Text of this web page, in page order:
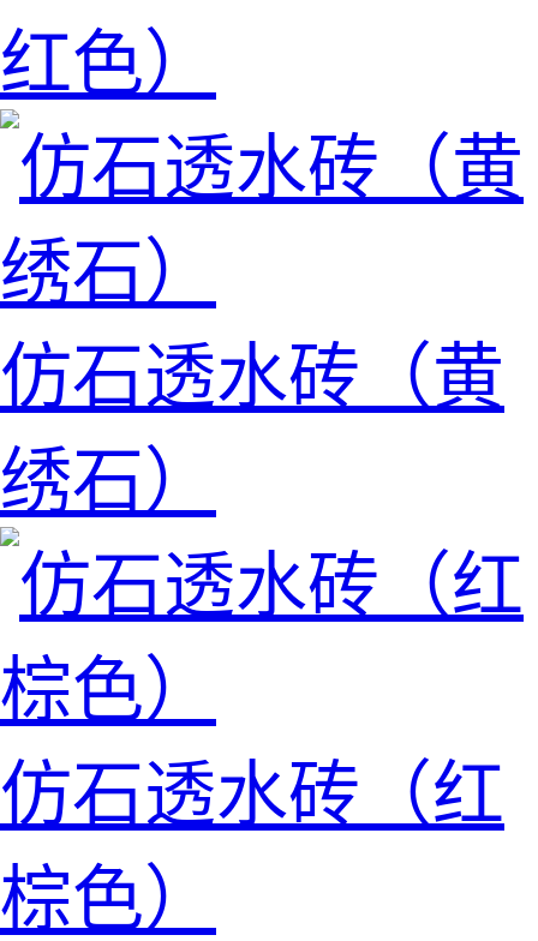
红色）
仿石透水砖（黄
绣石）
仿石透水砖（红
棕色）